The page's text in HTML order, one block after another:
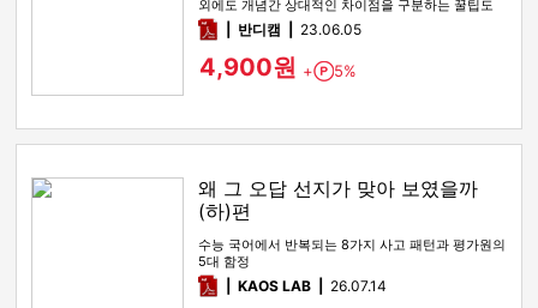
외에도 개념간 상대적인 차이점을 구분하는 꿀팁도
함께 있습니다
pdf반디캠 23.06.05
4,900원 + Point
5%
왜 그 오답 선지가 맞아 보였을까
(하)편
수능 국어에서 반복되는 8가지 사고 패턴과 평가원의
5대 함정
pdfKAOS LAB 26.07.14